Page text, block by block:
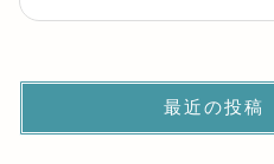
最近の投稿